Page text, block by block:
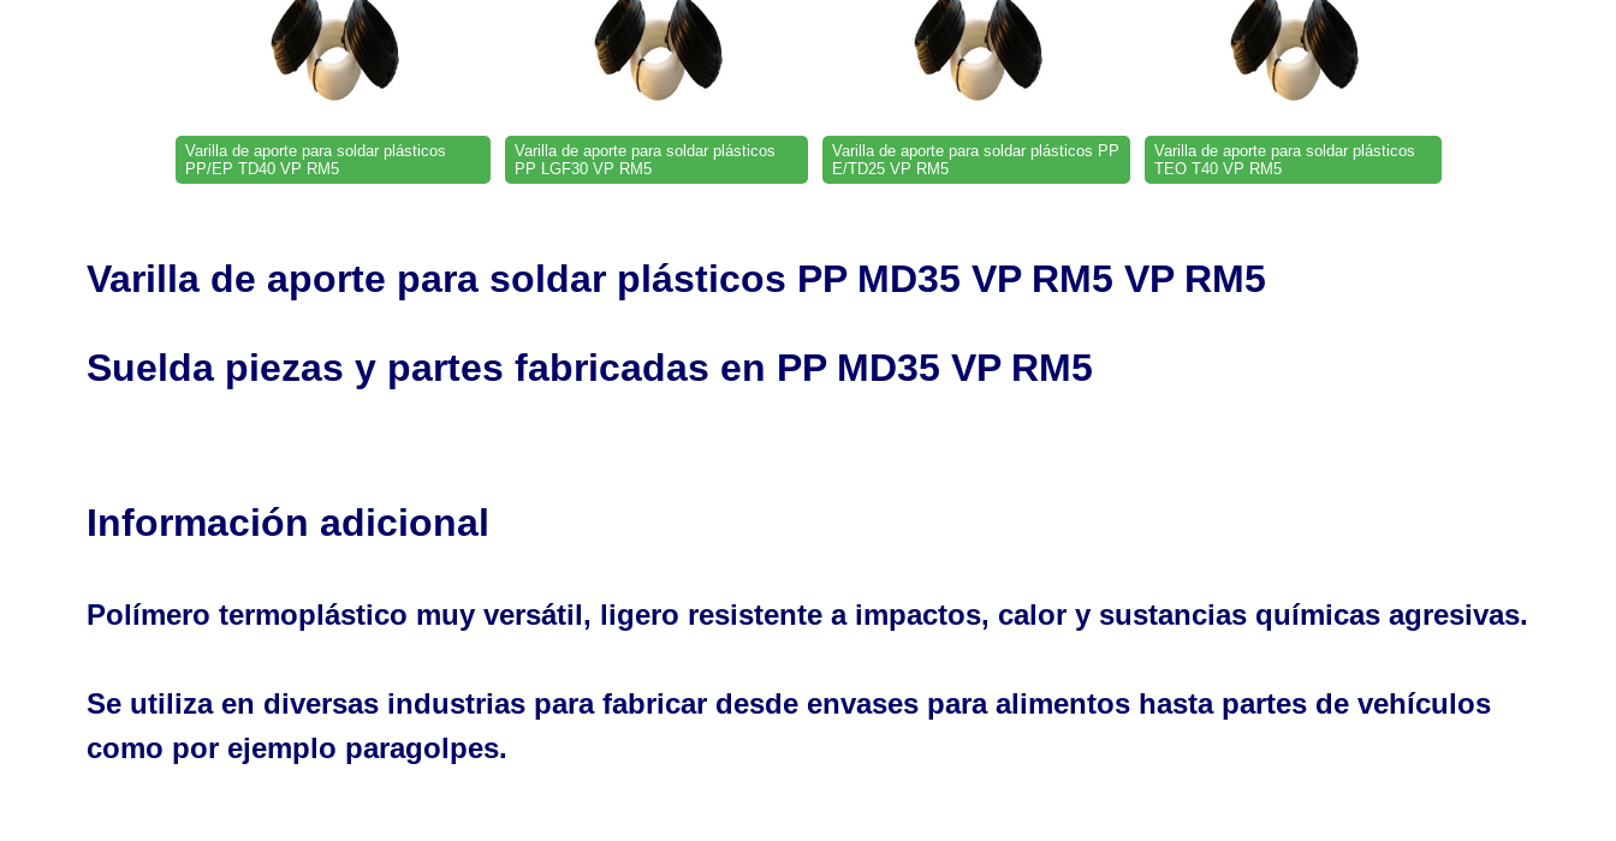
Varilla de aporte para soldar plásticos
PP/EP TD40 VP RM5
Varilla de aporte para soldar plásticos
PP LGF30 VP RM5
Varilla de aporte para soldar plásticos PP
E/TD25 VP RM5
Varilla de aporte para soldar plásticos
TEO T40 VP RM5
Varilla de aporte para soldar plásticos PP MD35 VP RM5 VP RM5
Suelda piezas y partes fabricadas en PP MD35 VP RM5
Información adicional
Polímero termoplástico muy versátil, ligero resistente a impactos, calor y sustancias químicas agresivas.
Se utiliza en diversas industrias para fabricar desde envases para alimentos hasta partes de vehículos
como por ejemplo paragolpes.